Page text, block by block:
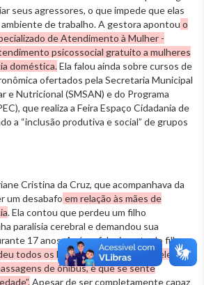
seus agressores, o que impede que elas
de trabalho. A gestora apontou o
de Atendimento à Mulher -
psicossocial gratuito a mulheres
doméstica.Ela falou ainda sobre cursos de
ofertados pela Secretaria Municipal
e Nutricional (SMSAN) e do Programa
que realiza a Feira Espaço Cidadania de
a “inclusão produtiva e social” de grupos
Cristina da Cruz, que acompanhava da
um desabafo em relação às mães de
. Ela contou que perdeu um filho
paralisia cerebral e demandou sua
17 anos. Após o falecimento do filho,
todos os benefícios vinculados a ele,
de ônibus, e que se sente
Apesar de ser completamente capaz